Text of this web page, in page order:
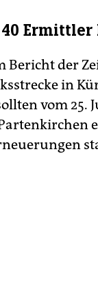
Bericht der
in
vom 25.